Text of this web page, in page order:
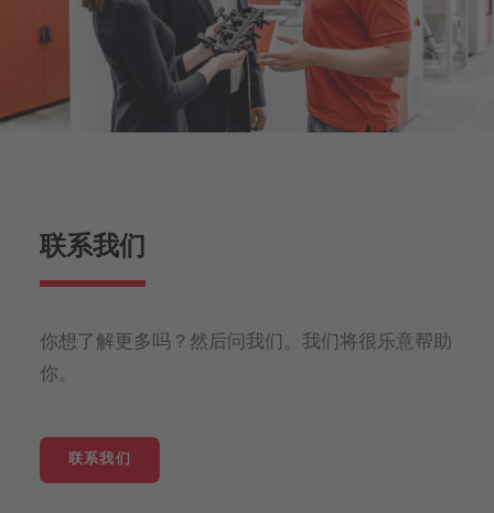
联系我们
你想了解更多吗？然后问我们。我们将很乐意帮助
你。
联系我们